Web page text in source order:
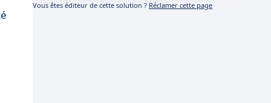
Vous êtes éditeur de cette solution ? Réclamer cette page